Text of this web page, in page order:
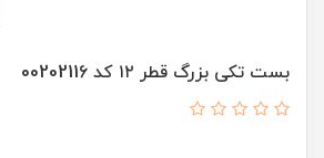
بست تکی بزرگ قطر ۱۲ کد 00202116